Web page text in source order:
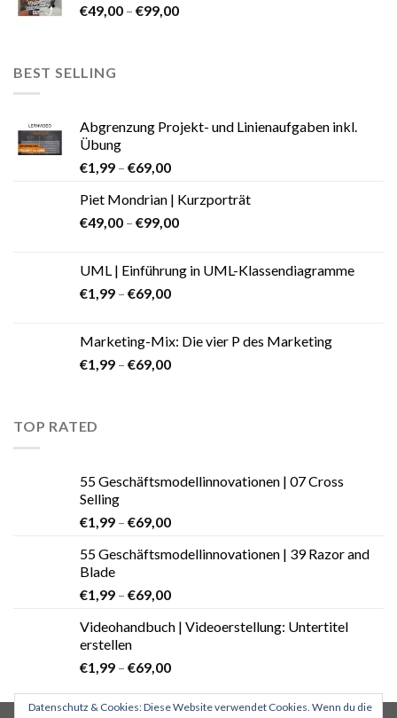
€49,00 – €99,00
BEST SELLING
Abgrenzung Projekt- und Linienaufgaben inkl.
Übung
€1,99 – €69,00
Piet Mondrian | Kurzporträt
€49,00 – €99,00
UML | Einführung in UML-Klassendiagramme
€1,99 – €69,00
Marketing-Mix: Die vier P des Marketing
€1,99 – €69,00
TOP RATED
55 Geschäftsmodellinnovationen | 07 Cross
Selling
€1,99 – €69,00
55 Geschäftsmodellinnovationen | 39 Razor and
Blade
€1,99 – €69,00
Videohandbuch | Videoerstellung: Untertitel
erstellen
€1,99 – €69,00
Datenschutz & Cookies: Diese Website verwendet Cookies. Wenn du die